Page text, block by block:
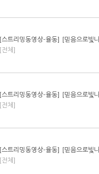
[스트리밍동영상-율동] [믿음으로빛
[전체]
[스트리밍동영상-율동] [믿음으로빛
[전체]
[스트리밍동영상-율동] [믿음으로빛
[전체]